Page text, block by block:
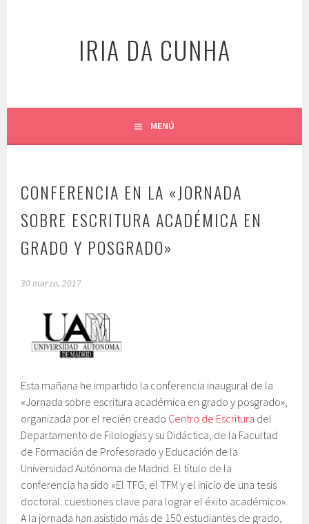
IRIA DA CUNHA
MENÚ
CONFERENCIA EN LA «JORNADA
SOBRE ESCRITURA ACADÉMICA EN
GRADO Y POSGRADO»
30 marzo, 2017
Esta mañana he impartido la conferencia inaugural de la
«Jornada sobre escritura académica en grado y posgrado»,
organizada por el recién creado Centro de Escritura del
Departamento de Filologías y su Didáctica, de la Facultad
de Formación de Profesorado y Educación de la
Universidad Autónoma de Madrid. El título de la
conferencia ha sido «El TFG, el TFM y el inicio de una tesis
doctoral: cuestiones clave para lograr el éxito académico».
A la jornada han asistido más de 150 estudiantes de grado,